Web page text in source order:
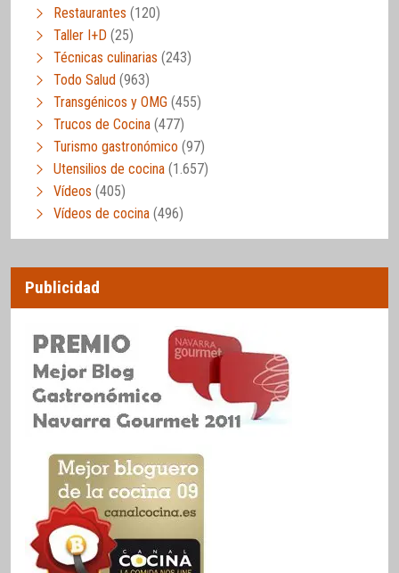
Restaurantes (120)
Taller I+D (25)
Técnicas culinarias (243)
Todo Salud (963)
Transgénicos y OMG (455)
Trucos de Cocina (477)
Turismo gastronómico (97)
Utensilios de cocina (1.657)
Vídeos (405)
Vídeos de cocina (496)
Publicidad